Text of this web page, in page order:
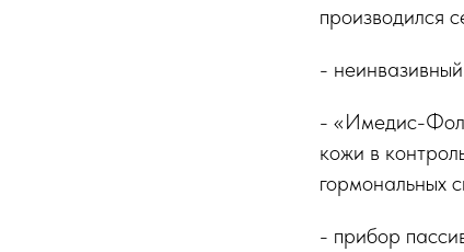
производился
-
- «Имедис-
кожи в
гормональных
- прибор